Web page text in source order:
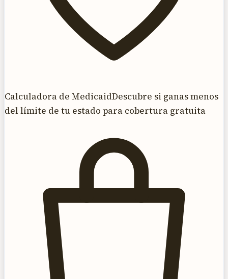
Calculadora de MedicaidDescubre si ganas menos
del límite de tu estado para cobertura gratuita